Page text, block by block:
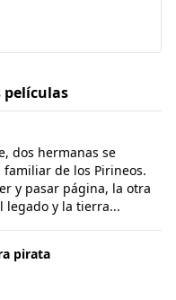
películas
dos hermanas se
de los Pirineos.
y pasar página, la otra
legado y la tierra...
pirata